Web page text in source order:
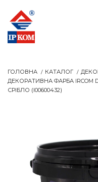
ГОЛОВНА КАТАЛОГ
ДЕКОРАТИВНА ФАРБА IRCOM
СРІБЛО (I00600432)